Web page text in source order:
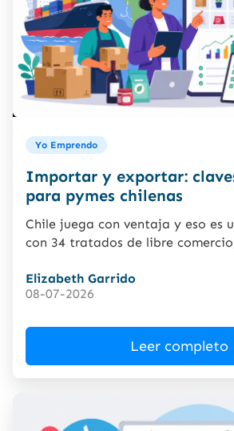
Yo Emprendo
Importar y exportar:
para pymes chilenas
Chile juega con ventaja y eso es
con 34 tratados de libre
Elizabeth Garrido
08-07-2026
Leer completo